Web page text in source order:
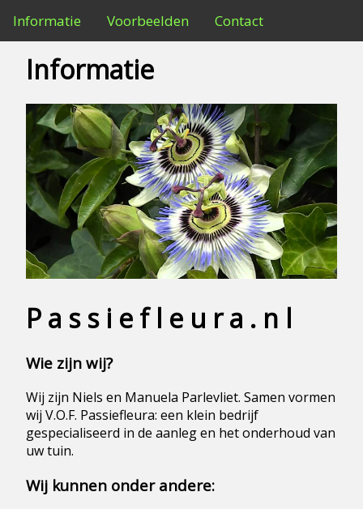
Informatie Voorbeelden Contact
Informatie
P a s s i e f l e u r a . n l
Wie zijn wij?
Wij zijn Niels en Manuela Parlevliet. Samen vormen
wij V.O.F. Passiefleura: een klein bedrijf
gespecialiseerd in de aanleg en het onderhoud van
uw tuin.
Wij kunnen onder andere: